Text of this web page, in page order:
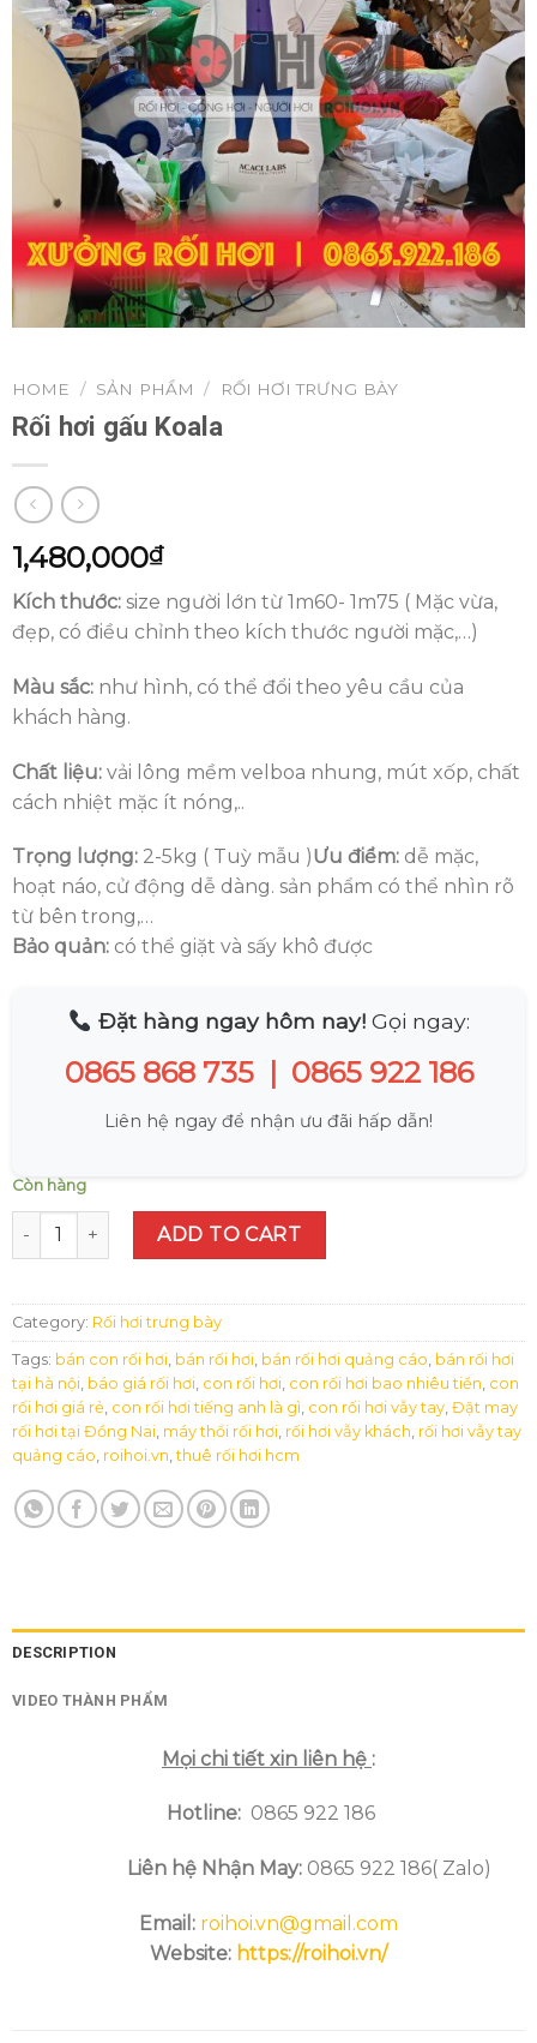
HOME / SẢN PHẨM / RỐI HƠI TRƯNG BÀY
Rối hơi gấu Koala
1,480,000₫
Kích thước: size người lớn từ 1m60- 1m75 ( Mặc vừa,
đẹp, có điều chỉnh theo kích thước người mặc,…)
Màu sắc: như hình, có thể đổi theo yêu cầu của
khách hàng.
Chất liệu: vải lông mềm velboa nhung, mút xốp, chất
cách nhiệt mặc ít nóng,..
Trọng lượng: 2-5kg ( Tuỳ mẫu )Ưu điểm: dễ mặc,
hoạt náo, cử động dễ dàng. sản phẩm có thể nhìn rõ
từ bên trong,…
Bảo quản: có thể giặt và sấy khô được
Đặt hàng ngay hôm nay!Gọi ngay:
0865 868 735| 0865 922 186
Liên hệ ngay để nhận ưu đãi hấp dẫn!
Còn hàng
Rối hơi gấu Koala quantity
ADD TO CART
Category: Rối hơi trưng bày
Tags: bán con rối hơi bán rối hơi bán rối hơi quảng cáo bán rối hơi
tại hà nội báo giá rối hơi con rối hơi con rối hơi bao nhiêu tiền con
rối hơi giá rẻ con rối hơi tiếng anh là gì con rối hơi vẫy tay Đặt may
rối hơi tại Đồng Nai máy thổi rối hơi rối hơi vẫy khách rối hơi vẫy tay
quảng cáo roihoi.vn ,thuê rối hơi hcm
DESCRIPTION
VIDEO THÀNH PHẨM
Mọi chi tiết xin liên hệ :
Hotline: 0865 922 186
Liên hệ Nhận May: 0865 922 186( Zalo)
Email: roihoi.vn@gmail.com
Website: https://roihoi.vn/